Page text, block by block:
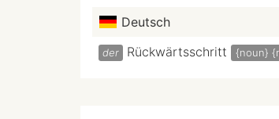
Deutsch
der Rückwärtsschritt {noun}